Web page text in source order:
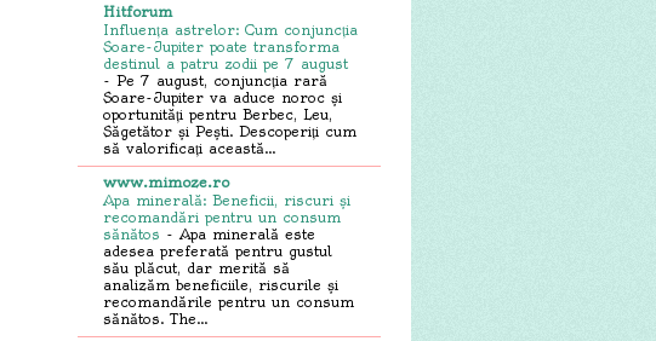
Hitforum
Influența astrelor: Cum conjuncția
Soare-Jupiter poate transforma
destinul a patru zodii pe 7 august
- Pe 7 august, conjuncția rară
Soare-Jupiter va aduce noroc și
oportunități pentru Berbec, Leu,
Săgetător și Pești. Descoperiți cum
să valorificați această...
www.mimoze.ro
Apa minerală: Beneficii, riscuri și
recomandări pentru un consum
sănătos - Apa minerală este
adesea preferată pentru gustul
său plăcut, dar merită să
analizăm beneficiile, riscurile și
recomandările pentru un consum
sănătos. The...